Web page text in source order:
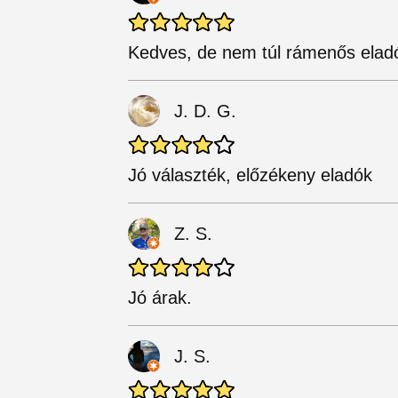
Kedves, de nem túl rámenős
J. D. G.
Jó választék, előzékeny eladók
Z. S.
Jó árak.
J. S.